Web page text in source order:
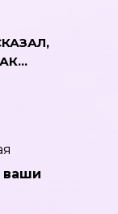
ваши